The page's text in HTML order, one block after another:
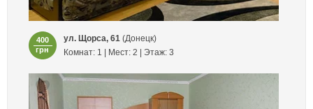
400
грн
ул. Щорса, 61(Донецк)
Комнат: 1 | Мест: 2 | Этаж: 3